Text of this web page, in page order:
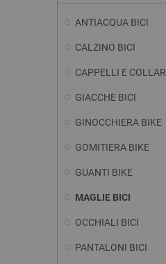
ANTIACQUA BICI
CALZINO BICI
CAPPELLI E
GIACCHE BICI
GINOCCHIERA BIKE
GOMITIERA BIKE
GUANTI BIKE
MAGLIE BICI
OCCHIALI BICI
PANTALONI BICI